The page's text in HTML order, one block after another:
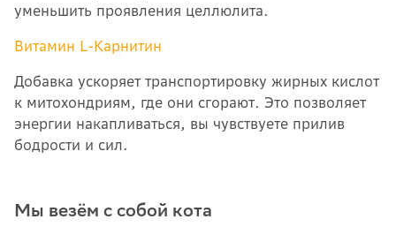
уменьшить проявления целлюлита.
Витамин L-Карнитин
Добавка ускоряет транспортировку жирных кислот
к митохондриям, где они сгорают. Это позволяет
энергии накапливаться, вы чувствуете прилив
бодрости и сил.
Мы везём с собой кота